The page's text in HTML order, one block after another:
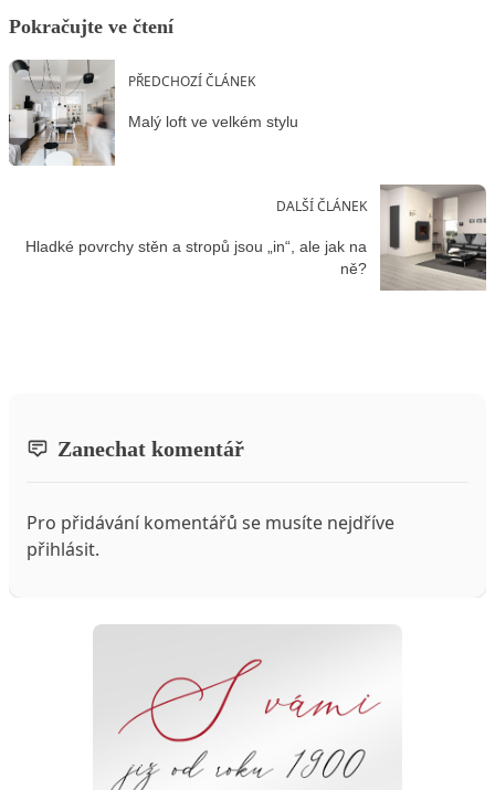
Pokračujte ve čtení
PŘEDCHOZÍ ČLÁNEK
Malý loft ve velkém stylu
DALŠÍ ČLÁNEK
Hladké povrchy stěn a stropů jsou „in“, ale jak na
ně?
Zanechat komentář
Pro přidávání komentářů se musíte nejdříve
přihlásit.